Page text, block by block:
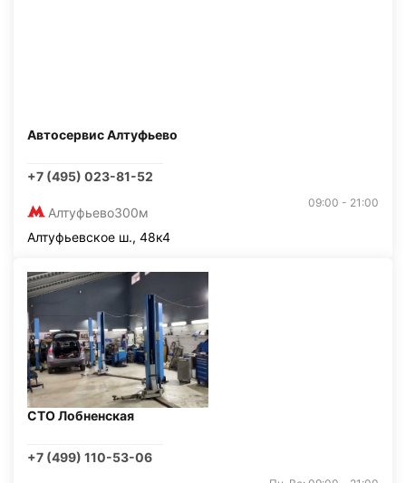
Автосервис Алтуфьево
+7 (495) 023-81-52
Алтуфьево300м
09:00 - 21:00
Алтуфьевское ш., 48к4
СТО Лобненская
+7 (499) 110-53-06